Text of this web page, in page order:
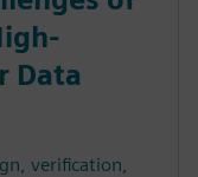
Data
verification,